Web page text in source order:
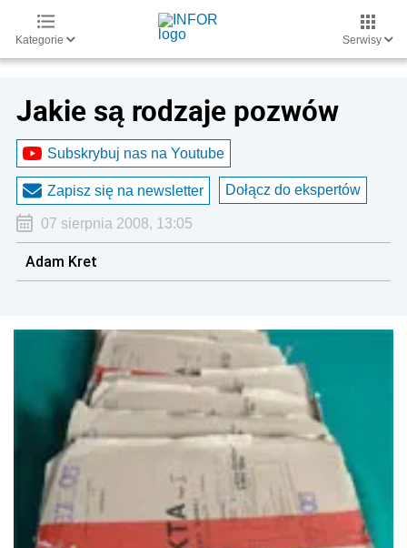
Kategorie Serwisy
Jakie są rodzaje pozwów
Subskrybuj nas na Youtube
Zapisz się na newsletter Dołącz do ekspertów
07 sierpnia 2008, 13:05
Adam Kret